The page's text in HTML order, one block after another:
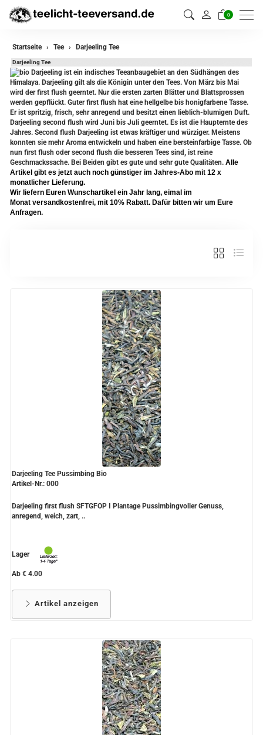
0
zurück
Darjeeling Tee
Assam Tee
Ceylon Tee
Sikkim Tee
China Tee
Oolong
Grüner Tee aus China
Verschiedene Anbaugebiete
Aromatisierter Schwarztee
Startseite Tee Darjeeling Tee
Darjeeling Tee
Darjeeling ist ein indisches Teeanbaugebiet an den Südhängen des
Himalaya. Darjeeling gilt als die Königin unter den Tees. Von März bis Mai
wird der first flush geerntet. Nur die ersten zarten Blätter und Blattsprossen
werden gepflückt. Guter first flush hat eine hellgelbe bis honigfarbene Tasse.
Er ist spritzig, frisch, sehr anregend und besitzt einen lieblich-blumigen Duft.
Darjeeling second flush wird Juni bis Juli geerntet. Es ist die Haupternte des
Jahres. Second flush Darjeeling ist etwas kräftiger und würziger. Meistens
konnten sie mehr Aroma entwickeln und haben eine bersteinfarbige Tasse. Ob
nun first flush oder second flush die besseren Tees sind, ist reine
Geschmackssache. Bei Beiden gibt es gute und sehr gute Qualitäten. Alle
Artikel gibt es jetzt auch noch günstiger im Jahres-Abo mit 12 x
monatlicher Lieferung.
Wir liefern Euren Wunschartikel ein Jahr lang, eimal im
Monat versandkostenfrei, mit 10% Rabatt. Dafür bitten wir um Eure
Anfragen.
Darjeeling Tee Pussimbing Bio
Artikel-Nr.: 000
Darjeeling first flush SFTGFOP I Plantage Pussimbingvoller Genuss,
anregend, weich, zart, ..
Lager
Ab € 4.00
Artikel anzeigen